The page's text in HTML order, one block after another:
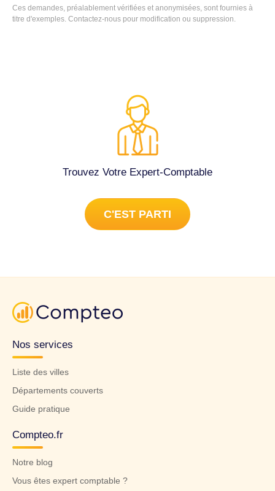
100k€ de travaux et aucun loyer Année 2023 : 35k€ Année
2024 + x : 38k€ Seriez-vous intéressé (e) par ce mandat ?
Ces demandes, préalablement vérifiées et anonymisées, sont fournies à
titre d'exemples. Contactez-nous pour modification ou suppression.
Trouvez Votre Expert-Comptable
C'EST PARTI
Nos services
Liste des villes
Départements couverts
Guide pratique
Compteo.fr
Notre blog
Vous êtes expert comptable ?